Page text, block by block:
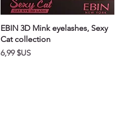
Aperçu rapide
EBIN 3D Mink eyelashes, Sexy
Cat collection
Prix
6,99 $US